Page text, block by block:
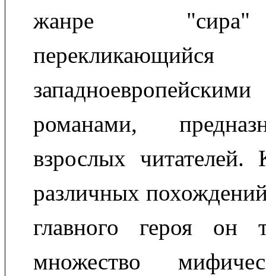
жанре
романами,
взрослых читателей.
различных
главного героя он
множество